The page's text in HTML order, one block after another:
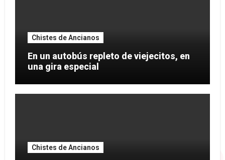
Chistes de Ancianos
En un autobús repleto de viejecitos, en
una gira especial
Chistes de Ancianos